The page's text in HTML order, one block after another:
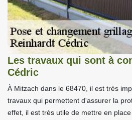
Les travaux qui sont à
Cédric
À Mitzach dans le 68470, il est très
travaux qui permettent d'assurer la
effet, il est très utile de mettre en